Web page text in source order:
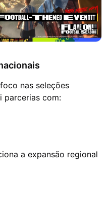
nas seleções
parcerias com:
a expansão regional